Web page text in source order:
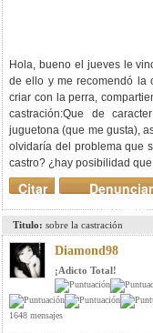
Hola, bueno el jueves le
de ello y me recomendó la
criar con la perra,
castración:Que de
juguetona (que me gusta),
olvidaría del problema que
castro? ¿hay posibilidad
Denunciar
mensaje
Citar
Titulo: sobre la castración
Diamond98
¡Adicto Total!
1648 mensajes